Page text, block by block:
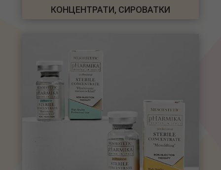
КОНЦЕНТРАТИ, СИРОВАТКИ